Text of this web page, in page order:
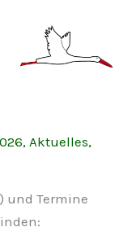
, Aktuelles,
und Termine